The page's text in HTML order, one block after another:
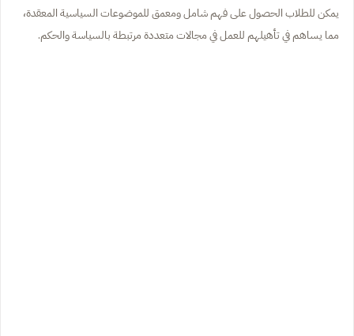
يمكن للطلاب الحصول على فهم شامل ومعمق للموضوعات السياسية المعقدة،
مما يساهم في تأهيلهم للعمل في مجالات متعددة مرتبطة بالسياسة والحكم.